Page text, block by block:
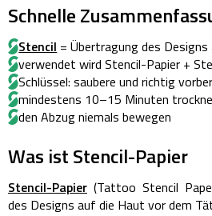
Schnelle
Stencil = Übertragung des
verwendet wird Stencil-Papier +
Schlüssel: saubere und richtig
mindestens 10–15 Minuten
den Abzug niemals bewegen
Was ist Stencil-Papier
Stencil-Papier (Tattoo Stencil
des Designs auf die Haut vor dem